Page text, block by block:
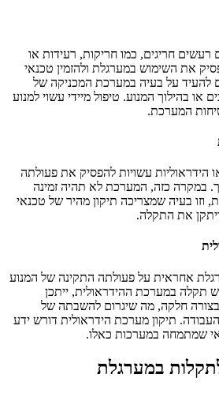
חריגים, כמו חריקות, רעידות או
את השימוש במערגלת ולהזמין טכנאי
להעיד על בעיה במערכת המכניקה של
או בהילוך המנוע. טיפול מיידי עשוי למנוע
המערכת.
הידראוליות עשויות להפסיק את פעולתה
במקרה כזה, המערכת לא תהיה זמינה
בעיה שמצריכה תיקון מהיר של טכנאי
את התקלה.
אחראית על פעולתה התקינה של המנוע
תקלה במערכת ההידראולית, ייתכן
חלקה, מה שיגרום להשבתה של
תיקון מערכת הידראולית דורש ידע
שמתמחה במערכות כאלו.
במערגלת